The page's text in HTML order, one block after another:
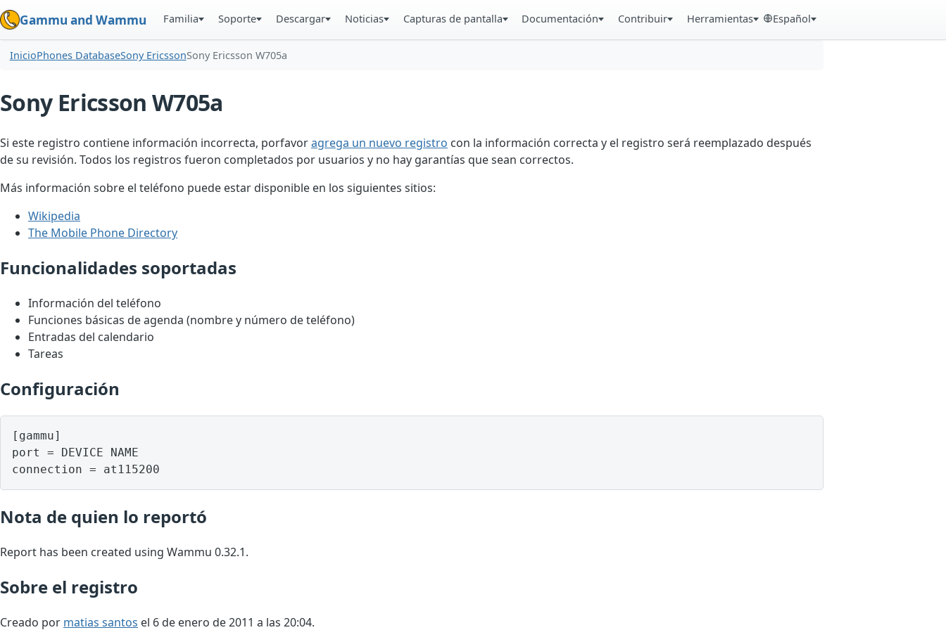
Gammu and Wammu Familia Soporte Descargar Noticias Capturas de pantalla Documentación Contribuir Herramientas Español
InicioPhones DatabaseSony EricssonSony Ericsson W705a
Sony Ericsson W705a
Si este registro contiene información incorrecta, porfavoragrega un nuevo registro con la información correcta y el registro será reemplazado después
de su revisión. Todos los registros fueron completados por usuarios y no hay garantías que sean correctos.
Más información sobre el teléfono puede estar disponible en los siguientes sitios:
Wikipedia
The Mobile Phone Directory
Funcionalidades soportadas
Información del teléfono
Funciones básicas de agenda (nombre y número de teléfono)
Entradas del calendario
Tareas
Configuración
[gammu]
port = DEVICE NAME
Nota de quien lo reportó
Report has been created using Wammu 0.32.1.
Sobre el registro
Creado por matias santos el 6 de enero de 2011 a las 20:04.